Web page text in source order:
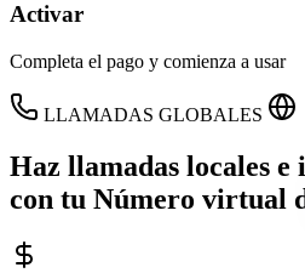
Activar
Completa el pago y comienza a usar
LLAMADAS GLOBALES
Haz llamadas locales e
con tu Número virtual